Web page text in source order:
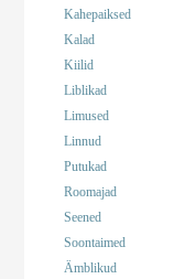
Kahepaiksed
Kalad
Kiilid
Liblikad
Limused
Linnud
Putukad
Roomajad
Seened
Soontaimed
Ämblikud